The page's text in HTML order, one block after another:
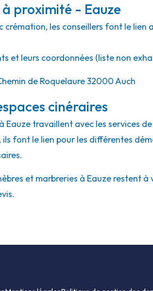
proximité - Eauze
crémation, les conseillers font le
et leurs coordonnées (liste non
de Roquelaure 32000 Auch
cinéraires
Eauze travaillent avec les services
ils font le lien pour les différentes
et marbreries à Eauze restent